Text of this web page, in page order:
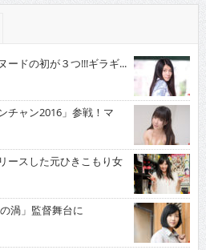
ドの初が３つ!!!ギラギ...
ャン2016」参戦！マ
スした元ひきこもり女
渦」監督舞台に